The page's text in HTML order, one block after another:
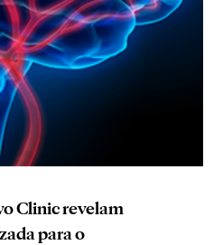
Clinic revelam
para o